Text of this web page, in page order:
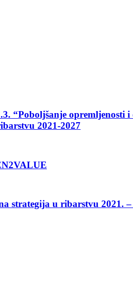
“Poboljšanje
2021-2027
strategija u ribarstvu 2021.